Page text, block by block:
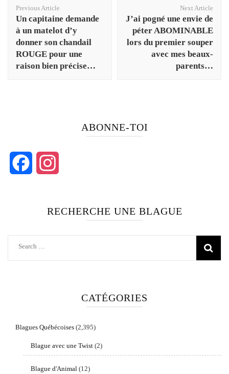
Navigation
Previous Article
Un capitaine demande
à un matelot d’y
donner son chandail
ROUGE pour une
raison bien précise…
Next Article
J’ai pogné une envie de
péter ABOMINABLE
lors du premier souper
avec mes beaux-
parents…
ABONNE-TOI
RECHERCHE UNE BLAGUE
Search
CATÉGORIES
Blagues Québécoises (2,395)
Blague avec une Twist (2)
Blague d'Animal (12)